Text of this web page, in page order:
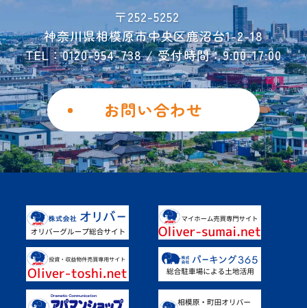
お問い合わせ
ご解約フォーム
個人情報保護方針
Instagram
Facebook
具体的なご活用事例
オーナー様の声
よくあるご質問
〒252-5252
神奈川県相模原市中央区鹿沼台1-2-18
TEL：0120-954-738 / 受付時間：9:00-17:00
お問い合わせ